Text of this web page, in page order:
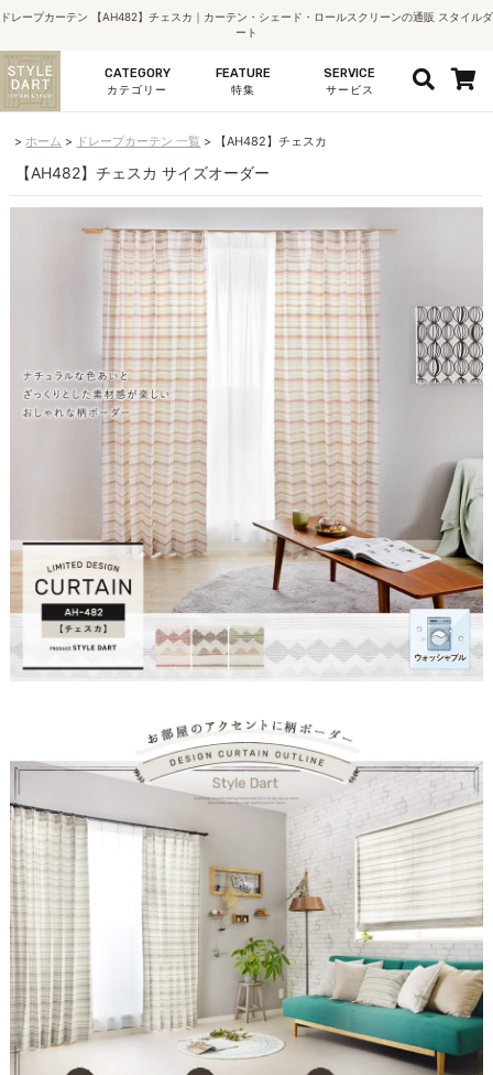
ドレープカーテン 【AH482】チェスカ｜カーテン・シェード・ロールスクリーンの通販 スタイルダ
ート
CATEGORY
カテゴリー
FEATURE
特集
SERVICE
サービス
ホーム ドレープカーテン 一覧 【AH482】チェスカ
【AH482】チェスカ サイズオーダー